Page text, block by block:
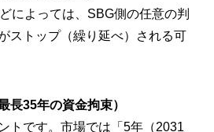
によっては、SBG側の任意の判
ストップ（繰り延べ）される可
長35年の資金拘束）
トです。市場では「5年（2031